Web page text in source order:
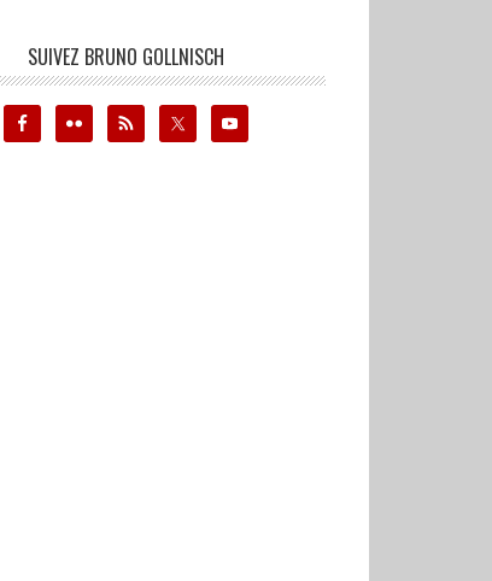
SUIVEZ BRUNO GOLLNISCH